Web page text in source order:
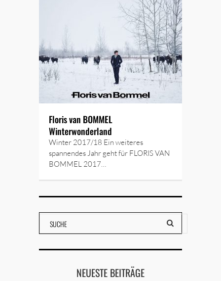
Floris van BOMMEL
Winterwonderland
Winter 2017/18 Ein weiteres
spannendes Jahr geht für FLORIS VAN
BOMMEL 2017…
NEUESTE BEITRÄGE